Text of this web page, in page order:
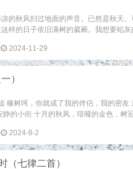
的秋风扫过地面的声音。已然是秋天
样的日子依旧满树的葳蕤。我想要铅
2024-11-29
）
橡树呵，你就成了我的伴侣，我的密
的小街 十月的秋风，喑哑的金色，树
2024-8-2
（七律二首）